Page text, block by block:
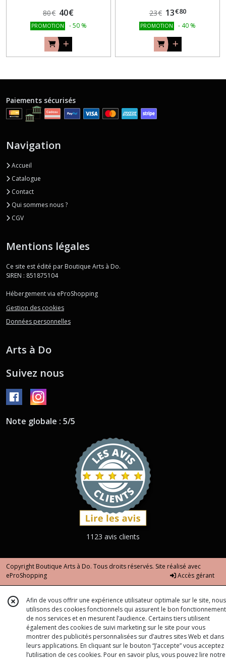
80€ 40€
PROMOTION -50 %
23€ 13€80
PROMOTION - 40 %
Paiements sécurisés
Navigation
Accueil
Catalogue
Contact
Qui sommes nous ?
CGV
Mentions légales
Ce site est édité par Boutique Arts à Do.
SIREN : 851875104
Hébergement via eProShopping
Gestion des cookies
Données personnelles
Arts à Do
Suivez nous
Note globale : 5/5
1123 avis clients
Copyright Boutique Arts à Do. Tous droits réservés. Site réalisé avec
eProShopping
Accès gérant
Afin de vous offrir une expérience utilisateur optimale sur le site, nous
utilisons des cookies fonctionnels qui assurent le bon fonctionnement
de nos services et en mesurent l’audience. Certains tiers utilisent
également des cookies de suivi marketing sur le site pour vous
montrer des publicités personnalisées sur d’autres sites Web et dans
leurs applications. En cliquant sur le bouton “J’accepte” vous acceptez
l’utilisation de ces cookies. Pour en savoir plus, vous pouvez lire notre